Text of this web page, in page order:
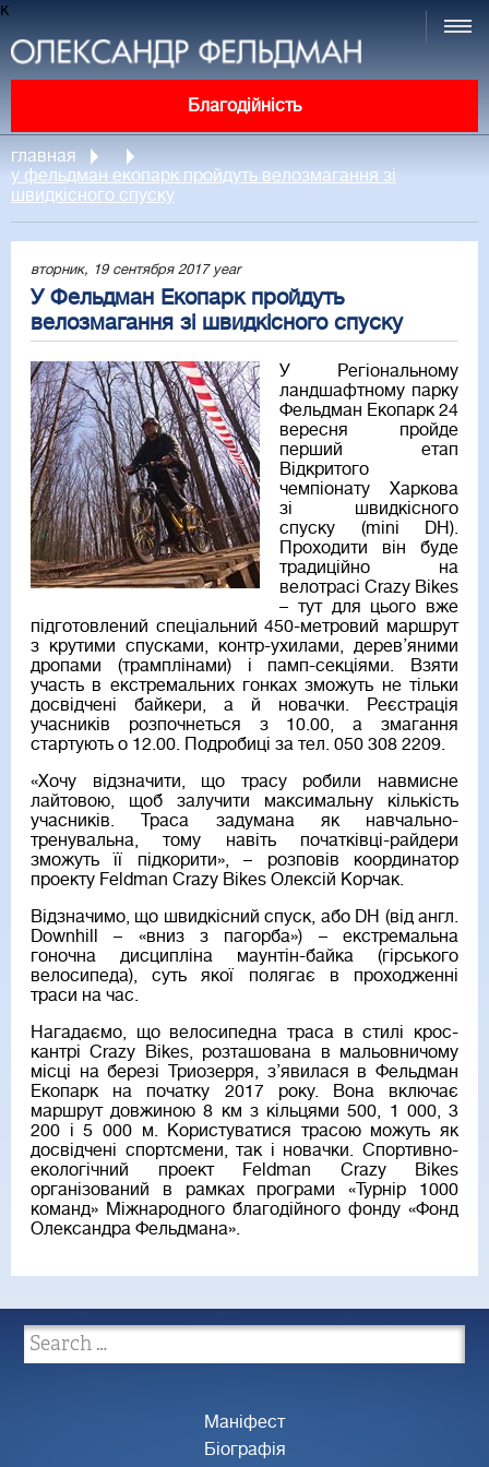
к
Благодійність
главная
у фельдман екопарк пройдуть велозмагання зі
швидкісного спуску
вторник, 19 сентября 2017 year
У Фельдман Екопарк пройдуть
велозмагання зі швидкісного спуску
У Регіональному
ландшафтному парку
Фельдман Екопарк 24
вересня пройде
перший етап
Відкритого
чемпіонату Харкова
зі швидкісного
спуску (mini DH).
Проходити він буде
традиційно на
велотрасі Crazy Bikes
– тут для цього вже
підготовлений спеціальний 450-метровий маршрут
з крутими спусками, контр-ухилами, дерев’яними
дропами (трамплінами) і памп-секціями. Взяти
участь в екстремальних гонках зможуть не тільки
досвідчені байкери, а й новачки. Реєстрація
учасників розпочнеться з 10.00, а змагання
стартують о 12.00. Подробиці за тел. 050 308 2209.
«Хочу відзначити, що трасу робили навмисне
лайтовою, щоб залучити максимальну кількість
учасників. Траса задумана як навчально-
тренувальна, тому навіть початківці-райдери
зможуть її підкорити», – розповів координатор
проекту Feldman Crazy Bikes Олексій Корчак.
Відзначимо, що швидкісний спуск, або DH (від англ.
Downhill – «вниз з пагорба») – екстремальна
гоночна дисципліна маунтін-байка (гірського
велосипеда), суть якої полягає в проходженні
траси на час.
Нагадаємо, що велосипедна траса в стилі крос-
кантрі Crazy Bikes, розташована в мальовничому
місці на березі Триозерря, з’явилася в Фельдман
Екопарк на початку 2017 року. Вона включає
маршрут довжиною 8 км з кільцями 500, 1 000, 3
200 і 5 000 м. Користуватися трасою можуть як
досвідчені спортсмени, так і новачки. Спортивно-
екологічний проект Feldman Crazy Bikes
організований в рамках програми «Турнір 1000
команд» Міжнародного благодійного фонду «Фонд
Олександра Фельдмана».
Маніфест
Біографія